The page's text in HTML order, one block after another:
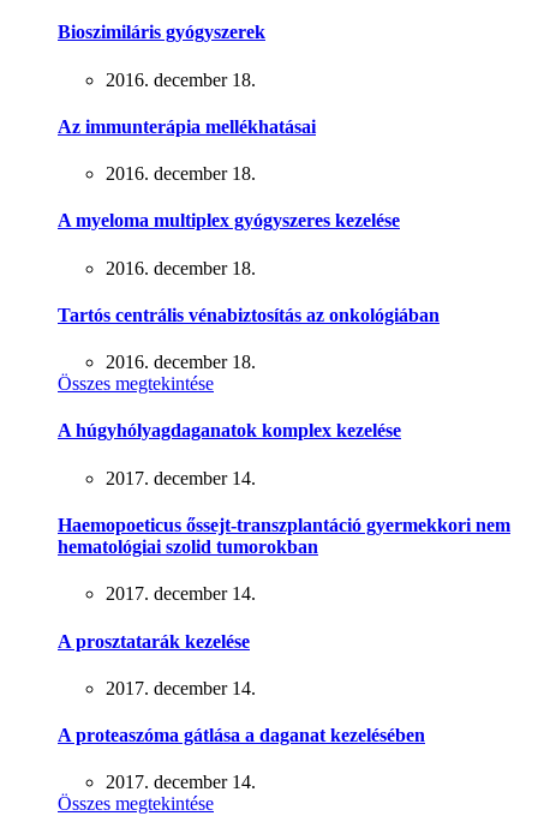
Bioszimiláris gyógyszerek
2016. december 18.
Az immunterápia mellékhatásai
2016. december 18.
A myeloma multiplex gyógyszeres kezelése
2016. december 18.
Tartós centrális vénabiztosítás az onkológiában
2016. december 18.
Összes megtekintése
A húgyhólyagdaganatok komplex kezelése
2017. december 14.
Haemopoeticus őssejt-transzplantáció gyermekkori nem
hematológiai szolid tumorokban
2017. december 14.
A prosztatarák kezelése
2017. december 14.
A proteaszóma gátlása a daganat kezelésében
2017. december 14.
Összes megtekintése